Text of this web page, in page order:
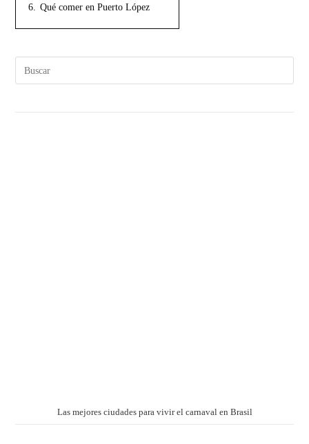
6.
Qué comer en Puerto López
Las mejores ciudades para vivir el carnaval en Brasil